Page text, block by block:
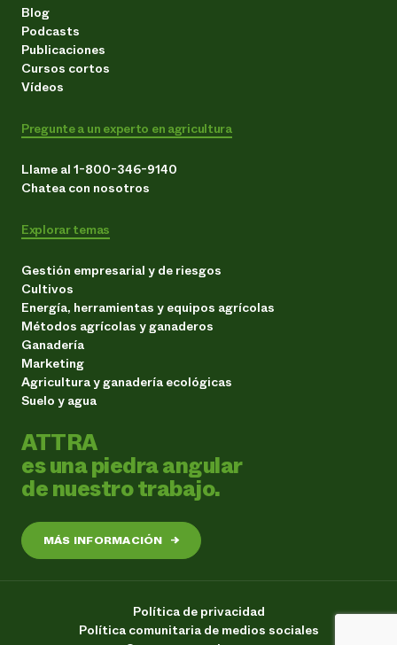
Blog
Podcasts
Publicaciones
Cursos cortos
Vídeos
Pregunte a un experto en agricultura
Llame al 1-800-346-9140
Chatea con nosotros
Explorar temas
Gestión empresarial y de riesgos
Cultivos
Energía, herramientas y equipos agrícolas
Métodos agrícolas y ganaderos
Ganadería
Marketing
Agricultura y ganadería ecológicas
Suelo y agua
ATTRA
es una piedra angular
de nuestro trabajo.
MÁS INFORMACIÓN →
Política de privacidad
Política comunitaria de medios sociales